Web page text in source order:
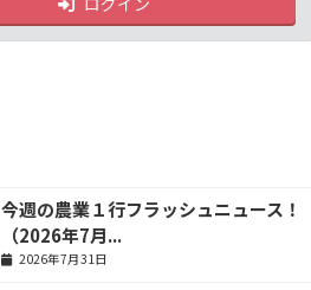
今週の農業１行フラッシュニュース！
（2026年7月...
2026年7月31日